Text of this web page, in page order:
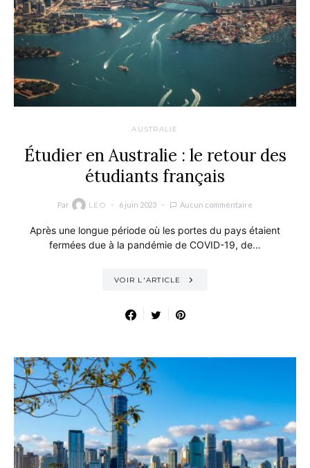
AUSTRALIE
Étudier en Australie : le retour des
étudiants français
Par LÉO 6 juin 2023 Aucun commentaire
Après une longue période où les portes du pays étaient
fermées due à la pandémie de COVID-19, de…
VOIR L'ARTICLE